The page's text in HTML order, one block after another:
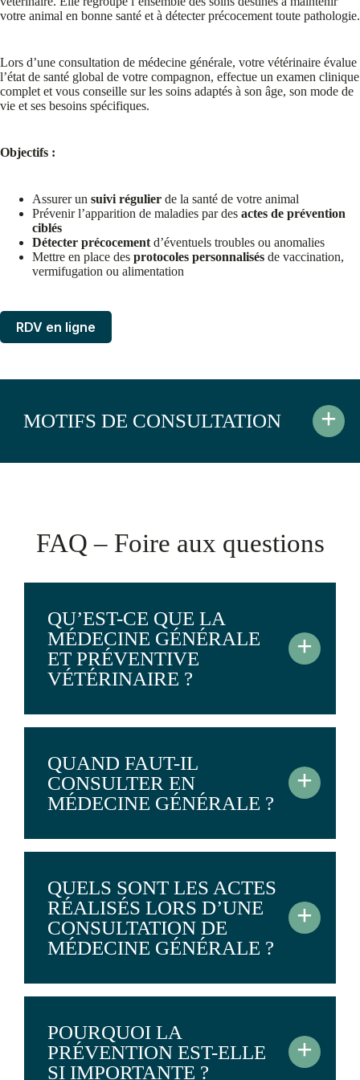
votre animal en bonne santé et à détecter précocement toute pathologie.
Lors d’une consultation de médecine générale, votre vétérinaire évalue
l’état de santé global de votre compagnon, effectue un examen clinique
complet et vous conseille sur les soins adaptés à son âge, son mode de
vie et ses besoins spécifiques.
Objectifs :
Assurer un suivi régulier de la santé de votre animal
Prévenir l’apparition de maladies par des actes de prévention
ciblés
Détecter précocement d’éventuels troubles ou anomalies
Mettre en place des protocoles personnalisés de vaccination,
vermifugation ou alimentation
RDV en ligne
MOTIFS DE CONSULTATION +
FAQ – Foire aux questions
QU’EST-CE QUE LA
MÉDECINE GÉNÉRALE
ET PRÉVENTIVE
VÉTÉRINAIRE ?
+
QUAND FAUT-IL
CONSULTER EN
MÉDECINE GÉNÉRALE ?
+
QUELS SONT LES ACTES
RÉALISÉS LORS D’UNE
CONSULTATION DE
MÉDECINE GÉNÉRALE ?
+
POURQUOI LA
PRÉVENTION EST-ELLE
SI IMPORTANTE ?
+